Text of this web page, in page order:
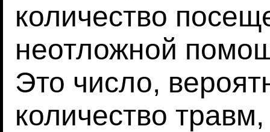
количество
неотложной
Это число,
количество